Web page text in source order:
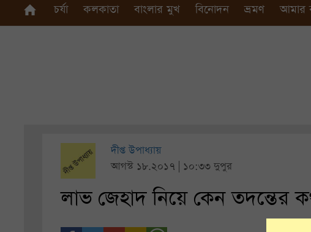
চর্যা কলকাতা বাংলার মুখ বিনোদন ভ্রমণ আমার
দীপ্ত উপাধ্যায়
আগস্ট ১৮.২০১৭ | ১০:৩৩ দুপুর
লাভ জেহাদ নিয়ে কেন তদন্তের